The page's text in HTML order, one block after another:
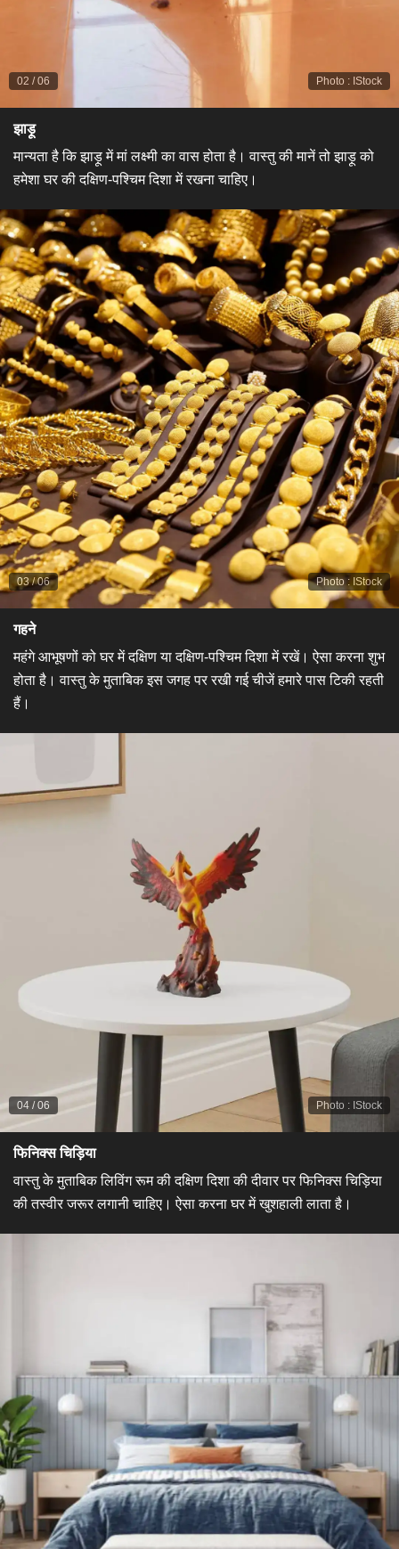
Photo : IStock
02 /06
​झाड़ू​
मान्यता है कि झाड़ू में मां लक्ष्मी का वास होता है। वास्तु की मानें तो झाड़ू को
हमेशा घर की दक्षिण-पश्चिम दिशा में रखना चाहिए।
Photo: IStock
03/06
​गहने​
महंगे आभूषणों को घर में दक्षिण या दक्षिण-पश्चिम दिशा में रखें। ऐसा करना शुभ
होता है। वास्तु के मुताबिक इस जगह पर रखी गई चीजें हमारे पास टिकी रहती
हैं।
Photo : IStock
04 /06
​फिनिक्स चिड़िया​
वास्तु के मुताबिक लिविंग रूम की दक्षिण दिशा की दीवार पर फिनिक्स चिड़िया
की तस्वीर जरूर लगानी चाहिए। ऐसा करना घर में खुशहाली लाता है।